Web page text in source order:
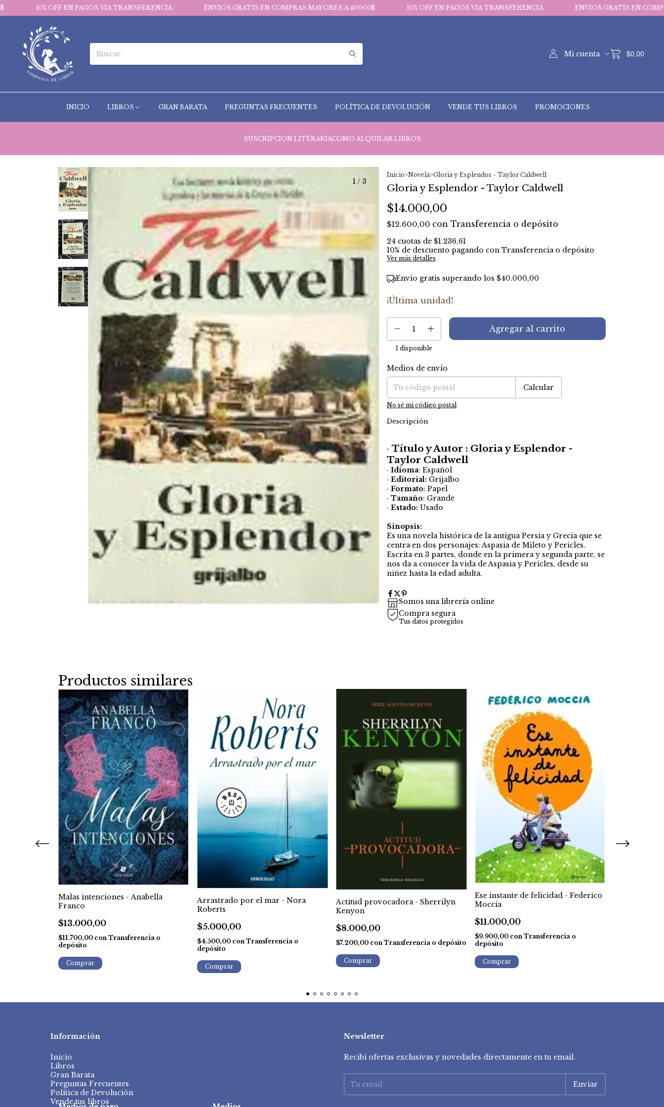
OFF EN PAGOS VIA TRANSFERENCIA ENVIOS GRATIS EN COMPRAS MAYORES A 40000$ 10% OFF EN PAGOS VIA TRANSFERENCIA ENVIOS GRATIS EN COMPRAS
Mi cuenta $0,00
INICIO LIBROS GRAN BARATA PREGUNTAS FRECUENTES POLÍTICA DE DEVOLUCIÓN VENDE TUS LIBROS PROMOCIONES
SUSCRIPCION LITERARIACOMO ALQUILAR LIBROS
1 / 3
Inicio>Novela>Gloria y Esplendor - Taylor Caldwell
Gloria y Esplendor - Taylor Caldwell
$14.000,00
$12.600,00 con Transferencia o depósito
24 cuotas de $1.236,61
10% de descuento pagando con Transferencia o depósito
Ver más detalles
Envío gratis superando los$40.000,00
¡Última unidad!
1 disponible
Entregas para el CP:
Medios de envío
Calcular
No sé mi código postal
Descripción
· Título y Autor : Gloria y Esplendor -
Taylor Caldwell
· Idioma: Español
· Editorial: Grijalbo
· Formato: Papel
· Tamaño: Grande
· Estado: Usado
Sinopsis:
Es una novela histórica de la antigua Persia y Grecia que se
centra en dos personajes: Aspasia de Mileto y Pericles.
Escrita en 3 partes, donde en la primera y segunda parte, se
nos da a conocer la vida de Aspasia y Pericles, desde su
niñez hasta la edad adulta.
Somos una librería online
Compra segura
Tus datos protegidos
Productos similares
Malas intenciones - Anabella
Franco
$13.000,00
$11.700,00 con Transferencia o
depósito
Arrastrado por el mar - Nora
Roberts
$5.000,00
$4.500,00 con Transferencia o
depósito
Actitud provocadora - Sherrilyn
Kenyon
$8.000,00
$7.200,00 con Transferencia o depósito
Ese instante de felicidad - Federico
Moccia
$11.000,00
$9.900,00 con Transferencia o
depósito
Información
Inicio
Libros
Gran Barata
Preguntas Frecuentes
Política de Devolución
Vende tus libros
Newsletter
Recibí ofertas exclusivas y novedades directamente en tu email.